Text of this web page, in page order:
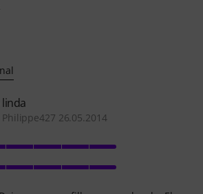
Philippe427 26.05.2014